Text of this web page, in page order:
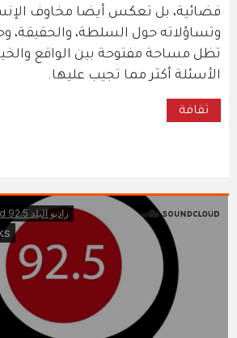
فضائية، بل تعكس أيضا مخاوف
وتساؤلاته حول السلطة، والحقيقة،
تظل مساحة مفتوحة بين الواقع
الأسئلة أكثر مما تجيب عليها.
ثقافة